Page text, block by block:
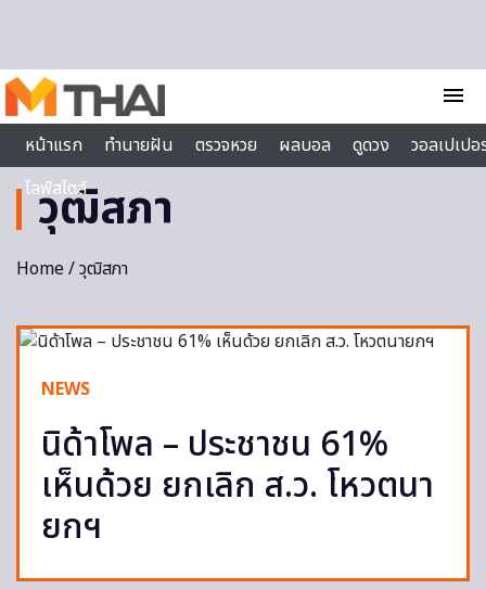
menu
หน้าแรก
ทำนายฝัน ตรวจหวย ผลบอล ดูดวง
วอลเปเป
ไลฟ์สไตล์
วุฒิสภา
Home/ วุฒิสภา
NEWS
นิด้าโพล – ประชาชน 61%
เห็นด้วย ยกเลิก ส.ว. โหวตนา
ยกฯ